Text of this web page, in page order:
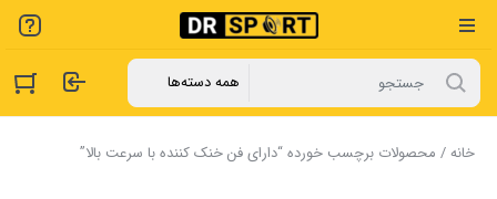
خانه/ محصولات برچسب خورده “دارای فن خنک کننده با سرعت بالا”